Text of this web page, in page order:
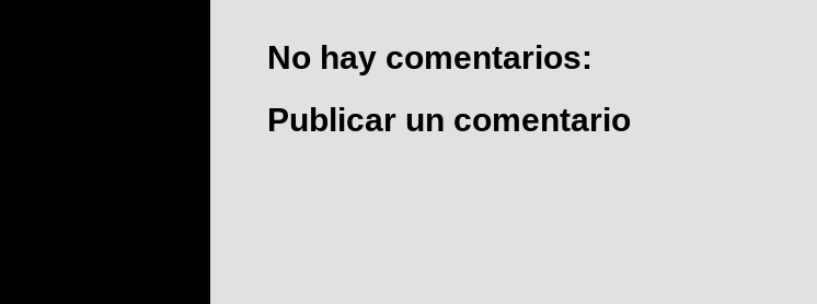
No hay comentarios:
Publicar un comentario